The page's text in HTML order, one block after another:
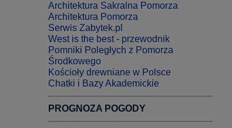
Architektura Sakralna Pomorza
Architektura Pomorza
Serwis Zabytek.pl
West is the best - przewodnik
Pomniki Poległych z Pomorza
Środkowego
Kościoły drewniane w Polsce
Chatki i Bazy Akademickie
PROGNOZA POGODY